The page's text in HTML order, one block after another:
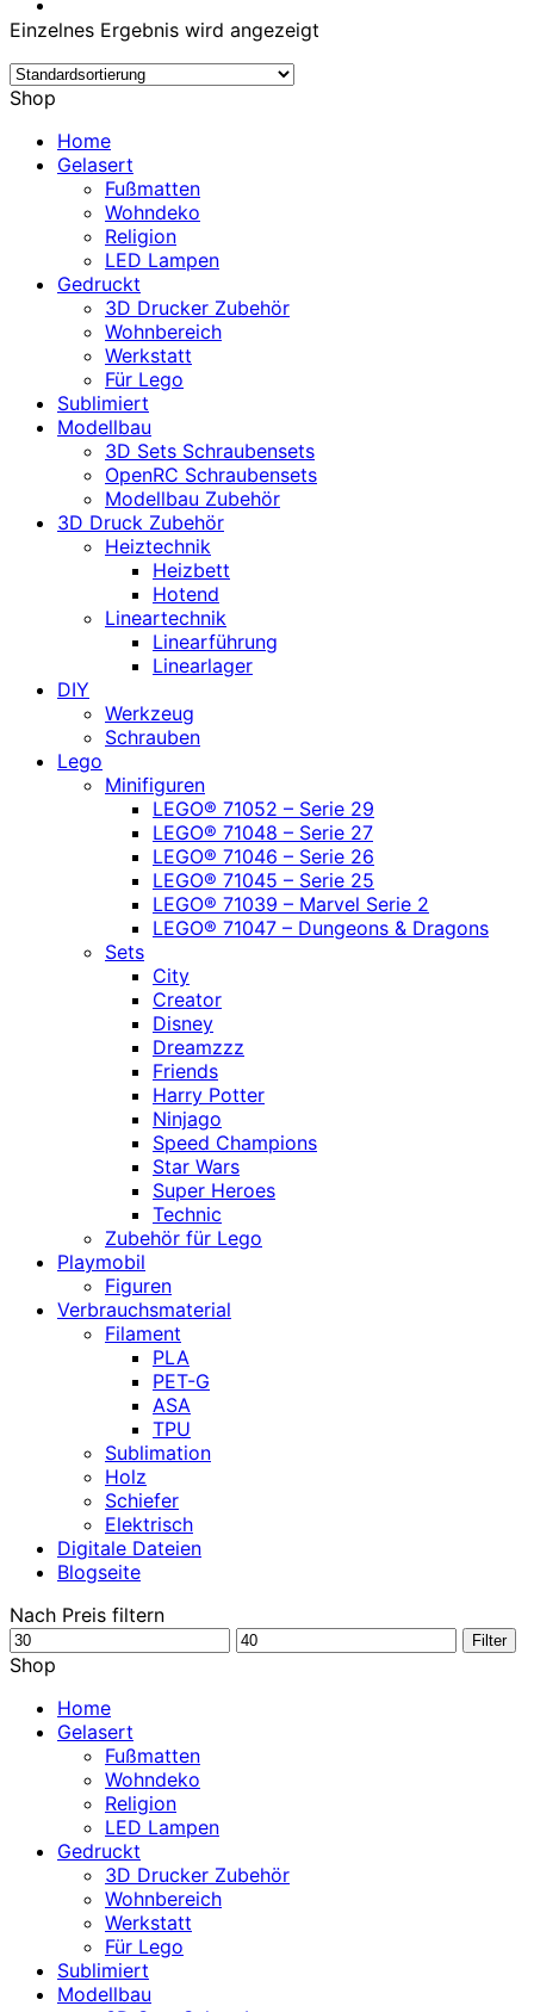
Einzelnes Ergebnis wird angezeigt
Shop
Home
Gelasert
Fußmatten
Wohndeko
Religion
LED Lampen
Gedruckt
3D Drucker Zubehör
Wohnbereich
Werkstatt
Für Lego
Sublimiert
Modellbau
3D Sets Schraubensets
OpenRC Schraubensets
Modellbau Zubehör
3D Druck Zubehör
Heiztechnik
Heizbett
Hotend
Lineartechnik
Linearführung
Linearlager
DIY
Werkzeug
Schrauben
Lego
Minifiguren
LEGO® 71052 – Serie 29
LEGO® 71048 – Serie 27
LEGO® 71046 – Serie 26
LEGO® 71045 – Serie 25
LEGO® 71039 – Marvel Serie 2
LEGO® 71047 – Dungeons & Dragons
Sets
City
Creator
Disney
Dreamzzz
Friends
Harry Potter
Ninjago
Speed Champions
Star Wars
Super Heroes
Technic
Zubehör für Lego
Playmobil
Figuren
Verbrauchsmaterial
Filament
PLA
PET-G
ASA
TPU
Sublimation
Holz
Schiefer
Elektrisch
Digitale Dateien
Blogseite
Nach Preis filtern
Min.
Preis
Max.
Filter
Shop
Home
Gelasert
Fußmatten
Wohndeko
Religion
LED Lampen
Gedruckt
3D Drucker Zubehör
Wohnbereich
Werkstatt
Für Lego
Sublimiert
Modellbau